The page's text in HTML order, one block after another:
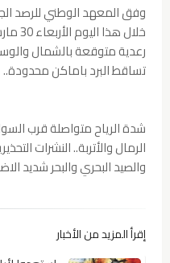
وفق المعهد الوطني للرصد
رعدية متوقعة بالشمال
تساقط البرد باماكن محدودة..
شدة الرياح متواصلة قرب
الرمال والأتربة.. النشرات
والصيد البحري والبحر شديد
إقرأ المزيد من الأخبار